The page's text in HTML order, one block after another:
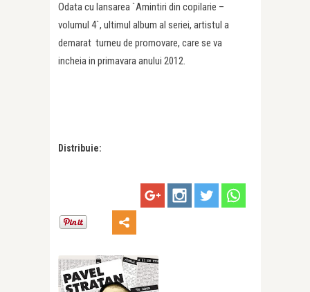
Odata cu lansarea `Amintiri din copilarie –
volumul 4`, ultimul album al seriei, artistul a
demarat turneu de promovare, care se va
incheia in primavara anului 2012.
Distribuie: